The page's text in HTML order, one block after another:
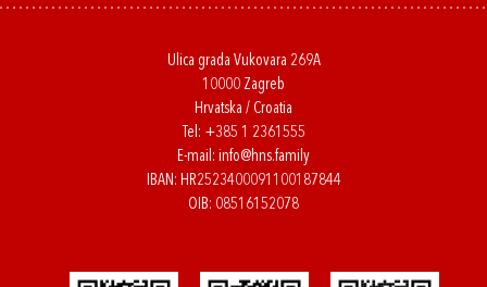
Ulica grada Vukovara 269A
10000 Zagreb
Hrvatska / Croatia
Tel: +385 1 2361555
E-mail: info@hns.family
IBAN: HR2523400091100187844
OIB: 08516152078